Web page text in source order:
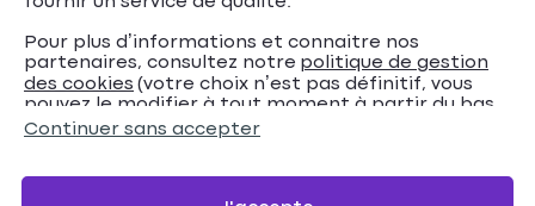
Devis en ligne
Pour plus d’informations et connaitre nos
partenaires, consultez notre politique de gestion
des cookies (votre choix n’est pas définitif, vous
pouvez le modifier à tout moment à partir du bas
de page de notre site).
Continuer sans accepter